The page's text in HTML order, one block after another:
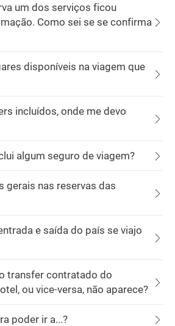
um dos serviços ficou
Como sei se se confirma
disponíveis na viagem que
incluídos, onde me devo
algum seguro de viagem?
gerais nas reservas das
e saída do país se viajo
transfer contratado do
ou vice-versa, não aparece?
poder ir a...?